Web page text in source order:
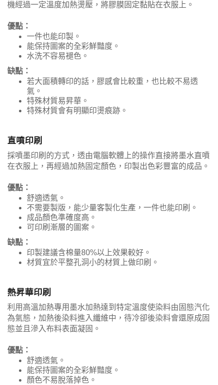
機經過一定溫度加熱燙壓，將膠膜固定黏貼在衣服上。
優點：
一件也能印製。
能保持圖案的全彩鮮豔度。
水洗不容易褪色。
缺點：
若大面積轉印的話，膠感會比較重，也比較不易透
氣。
特殊材質易昇華。
特殊材質會有明顯印燙痕跡。
直噴印刷
採噴墨印刷的方式，透由電腦軟體上的操作直接將墨水直噴
在衣服上，再經過加熱固定顏色，印製出色彩豐富的成品。
優點：
舒適透氣。
不需要製版，能少量客製化生產，一件也能印刷。
成品顏色準確度高。
可印刷漸層的圖案。
缺點：
印製建議含棉量80%以上效果較好。
材質宜於平整孔洞小的材質上做印刷。
熱昇華印刷
利用高溫加熱專用墨水加熱達到特定溫度使染料由固態汽化
為氣態，加熱後染料進入纖維中，待冷卻後染料會還原成固
態並且滲入布料表面凝固。
優點：
舒適透氣。
能保持圖案的全彩鮮豔度。
顏色不易脫落掉色。